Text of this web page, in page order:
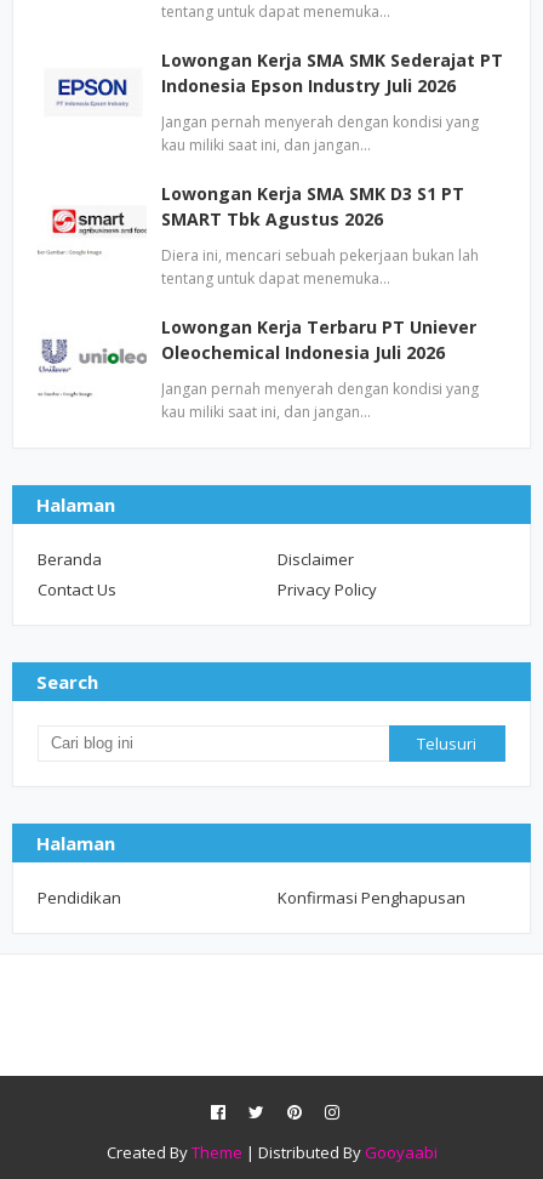
tentang untuk dapat menemuka…
Lowongan Kerja SMA SMK Sederajat PT
Indonesia Epson Industry Juli 2026
Jangan pernah menyerah dengan kondisi yang
kau miliki saat ini, dan jangan…
Lowongan Kerja SMA SMK D3 S1 PT
SMART Tbk Agustus 2026
Diera ini, mencari sebuah pekerjaan bukan lah
tentang untuk dapat menemuka…
Lowongan Kerja Terbaru PT Uniever
Oleochemical Indonesia Juli 2026
Jangan pernah menyerah dengan kondisi yang
kau miliki saat ini, dan jangan…
Halaman
Beranda
Disclaimer
Contact Us
Privacy Policy
Search
Halaman
Pendidikan Konfirmasi Penghapusan
Created ByTheme | Distributed By Gooyaabi